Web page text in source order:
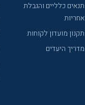
תנאים כלליים והגבלת
אחריות
תקנון מועדון לקוחות
מדריך היעדים